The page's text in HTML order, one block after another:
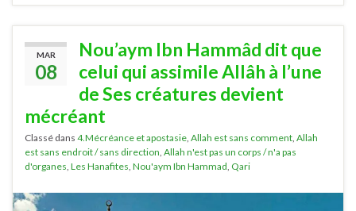
MAR
08
Nou’aym Ibn Hammâd dit que
celui qui assimile Allâh à l’une
de Ses créatures devient
mécréant
Classé dans 4.Mécréance et apostasie Allah est sans comment Allah
est sans endroit / sans direction Allah n'est pas un corps / n'a pas
d'organes Les Hanafites Nou'aym Ibn Hammad Qari